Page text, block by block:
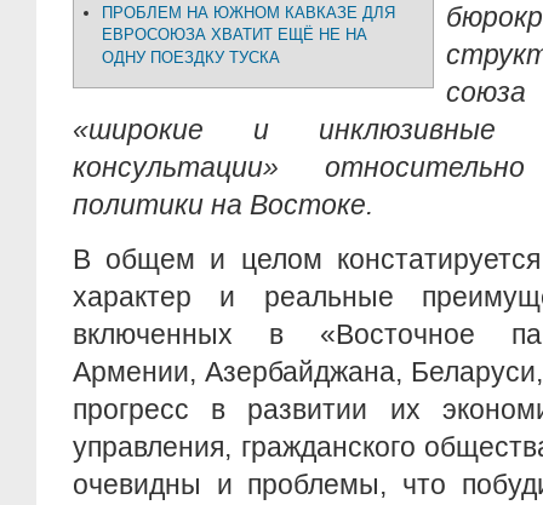
ПРОБЛЕМ НА ЮЖНОМ КАВКАЗЕ ДЛЯ
ЕВРОСОЮЗА ХВАТИТ ЕЩЁ НЕ НА
ОДНУ ПОЕЗДКУ ТУСКА
«широкие и инклюзивные
консультации»
политики на Востоке.
В общем и целом
характер и реальные
включенных в «Восточное
Армении, Азербайджана,
прогресс в развитии их
управления, гражданского
очевидны и проблемы, что